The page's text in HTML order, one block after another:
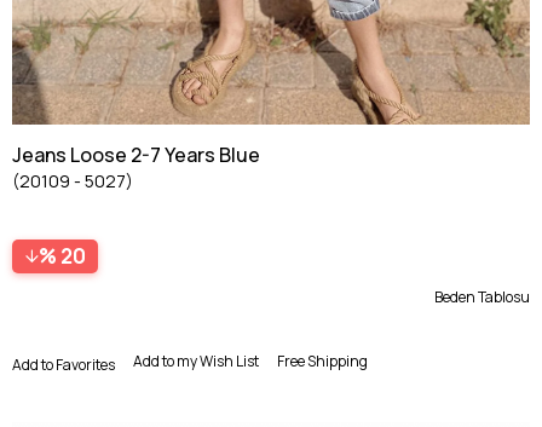
Jeans Loose 2-7 Years Blue
(20109 - 5027)
20
Beden Tablosu
Add to Favorites Add to my Wish List Free Shipping